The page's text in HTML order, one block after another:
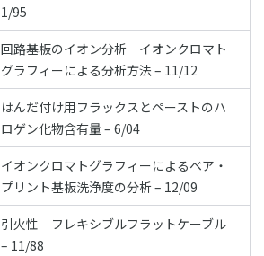
1/95
回路基板のイオン分析 イオンクロマト
グラフィーによる分析方法 – 11/12
はんだ付け用フラックスとペーストのハ
ロゲン化物含有量 – 6/04
イオンクロマトグラフィーによるベア・
プリント基板洗浄度の分析 – 12/09
引火性 フレキシブルフラットケーブル
– 11/88